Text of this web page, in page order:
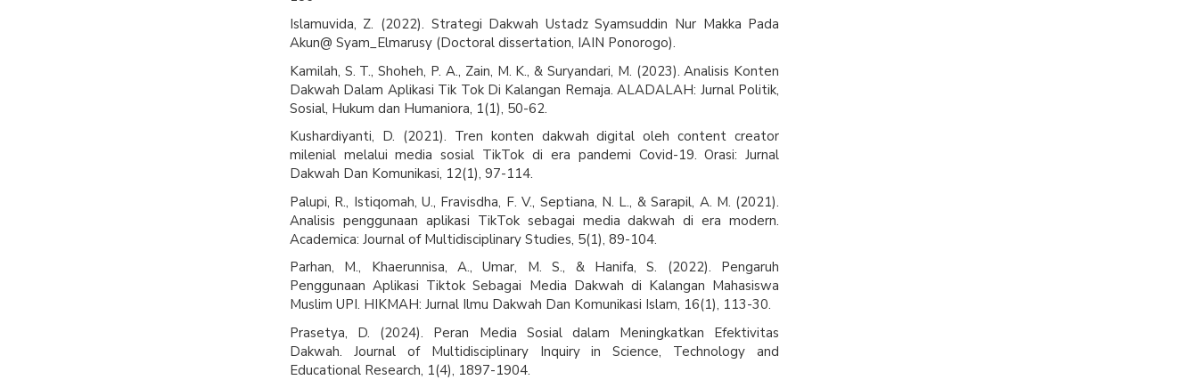
Islamuvida, Z. (2022). Strategi Dakwah Ustadz Syamsuddin Nur Makka Pada
Akun@ Syam_Elmarusy (Doctoral dissertation, IAIN Ponorogo).
Kamilah, S. T., Shoheh, P. A., Zain, M. K., & Suryandari, M. (2023). Analisis Konten
Dakwah Dalam Aplikasi Tik Tok Di Kalangan Remaja. ALADALAH: Jurnal Politik,
Sosial, Hukum dan Humaniora, 1(1), 50-62.
Kushardiyanti, D. (2021). Tren konten dakwah digital oleh content creator
milenial melalui media sosial TikTok di era pandemi Covid-19. Orasi: Jurnal
Dakwah Dan Komunikasi, 12(1), 97-114.
Palupi, R., Istiqomah, U., Fravisdha, F. V., Septiana, N. L., & Sarapil, A. M. (2021).
Analisis penggunaan aplikasi TikTok sebagai media dakwah di era modern.
Academica: Journal of Multidisciplinary Studies, 5(1), 89-104.
Parhan, M., Khaerunnisa, A., Umar, M. S., & Hanifa, S. (2022). Pengaruh
Penggunaan Aplikasi Tiktok Sebagai Media Dakwah di Kalangan Mahasiswa
Muslim UPI. HIKMAH: Jurnal Ilmu Dakwah Dan Komunikasi Islam, 16(1), 113-30.
Prasetya, D. (2024). Peran Media Sosial dalam Meningkatkan Efektivitas
Dakwah. Journal of Multidisciplinary Inquiry in Science, Technology and
Educational Research, 1(4), 1897-1904.